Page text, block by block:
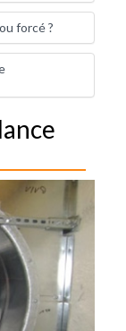
forcé ?